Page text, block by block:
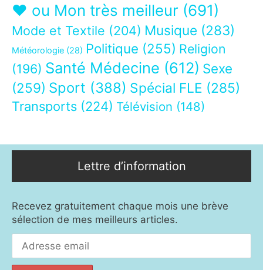
❤ ou Mon très meilleur (691)
Mode et Textile (204) Musique (283)
Météorologie (28) Politique (255) Religion
(196) Santé Médecine (612) Sexe
(259) Sport (388) Spécial FLE (285)
Transports (224) Télévision (148)
Lettre d’information
Recevez gratuitement chaque mois une brève
sélection de mes meilleurs articles.